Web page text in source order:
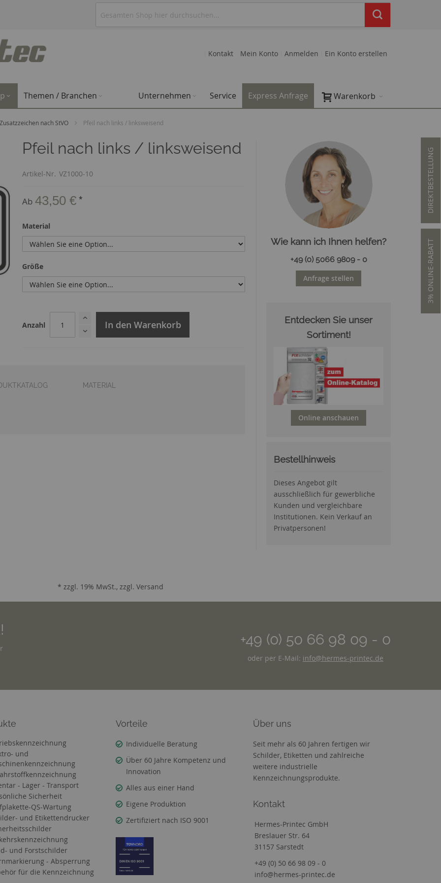
Mein Konto Anmelden Ein Konto erstellen
Kontakt
Warenkorb
Themen / Branchen Express Anfrage
Service
Unternehmen
Zusatzzeichen nach StVO Pfeil nach links / linksweisend
Pfeil nach links / linksweisend
Artikel-Nr. VZ1000-10
Ab 43,50 € *
Material
Größe
Anzahl In den Warenkorb
Wie kann ich Ihnen helfen?
+49 (0) 5066 9809 - 0
Anfrage stellen
Entdecken Sie unser
Sortiment!
Online anschauen
Bestellhinweis
Dieses Angebot gilt
ausschließlich für gewerbliche
Kunden und vergleichbare
Institutionen. Kein Verkauf an
Privatpersonen!
MATERIAL
DIREKTBESTELLUNG
3% ONLINE-RABATT
* zzgl. 19% MwSt., zzgl. Versand
+49 (0) 50 66 98 09 - 0
oder per E-Mail: info@hermes-printec.de
und
- Lager - Transport
Sicherheit
QS-Wartung
und Etikettendrucker
und Forstschilder
- Absperrung
für die Kennzeichnung
Vorteile
Individuelle Beratung
Über 60 Jahre Kompetenz und
Innovation
Alles aus einer Hand
Eigene Produktion
Zertifiziert nach ISO 9001
Über uns
Seit mehr als 60 Jahren fertigen wir
Schilder, Etiketten und zahlreiche
weitere industrielle
Kennzeichnungsprodukte.
Kontakt
Hermes-Printec GmbH
Breslauer Str. 64
31157 Sarstedt
+49 (0) 50 66 98 09 - 0
info@hermes-printec.de